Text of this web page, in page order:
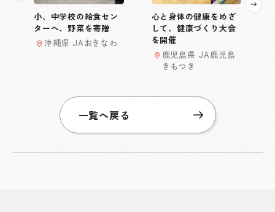
小、中学校の給食セン
ターへ、野菜を寄贈
沖縄県 JAおきなわ
心と身体の健康をめざ
して、健康づくり大会
を開催
鹿児島県 JA鹿児島
きもつき
一覧へ戻る